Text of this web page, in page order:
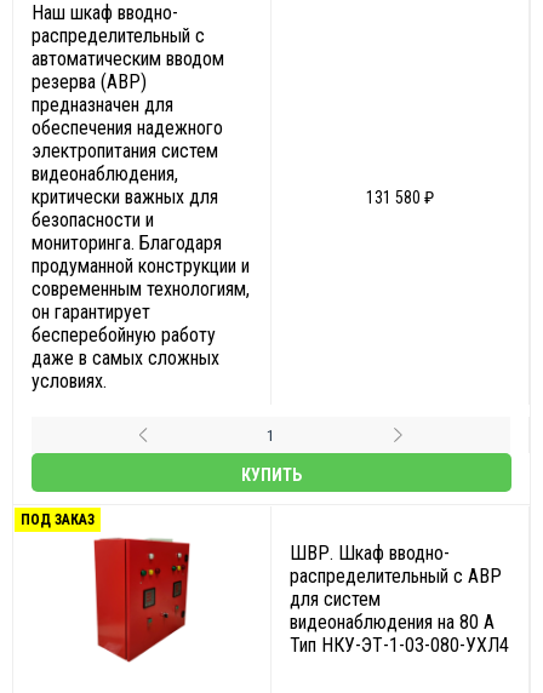
Наш шкаф вводно-
распределительный с
автоматическим вводом
резерва (АВР)
предназначен для
обеспечения надежного
электропитания систем
видеонаблюдения,
критически важных для
безопасности и
мониторинга. Благодаря
продуманной конструкции и
современным технологиям,
он гарантирует
бесперебойную работу
даже в самых сложных
условиях.
131 580 ₽
КУПИТЬ
ПОД ЗАКАЗ
ШВР. Шкаф вводно-
распределительный с АВР
для систем
видеонаблюдения на 80 А
Тип НКУ-ЭТ-1-03-080-УХЛ4